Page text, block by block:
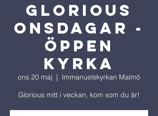
Glorious
Onsdagar -
Öppen
Kyrka
ons 20 maj
  |
Immanuelskyrkan Malmö
Glorious mitt i veckan, kom som du är!